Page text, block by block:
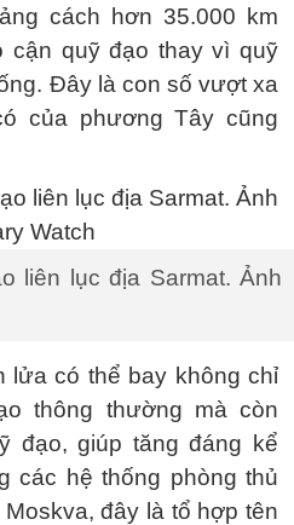
cách hơn 35.000 km
cận quỹ đạo thay vì quỹ
Đây là con số vượt xa
của phương Tây cũng
liên lục địa Sarmat. Ảnh
lửa có thể bay không chỉ
thông thường mà còn
đạo, giúp tăng đáng kể
các hệ thống phòng thủ
đây là tổ hợp tên